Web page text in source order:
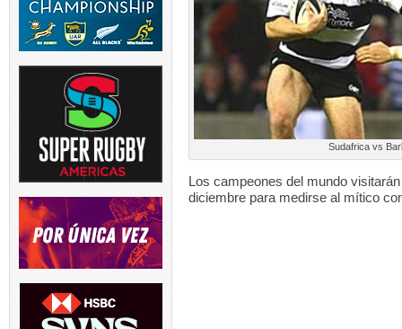
Sudafrica vs
Los campeones del mundo
diciembre para medirse al mítico